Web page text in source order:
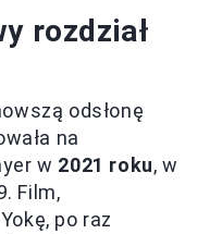
rozdział
odsłonę
na
w 2021 roku, w
Film,
po raz